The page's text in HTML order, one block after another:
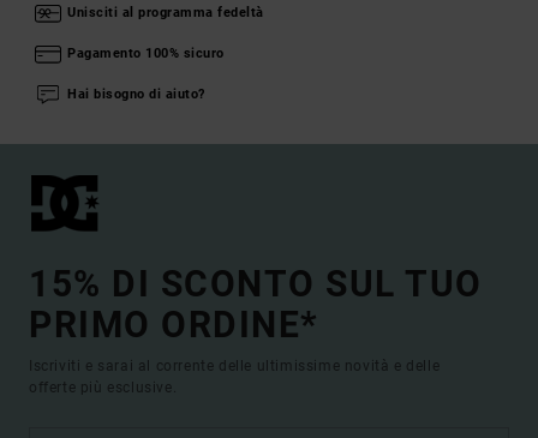
Unisciti al programma fedeltà
Pagamento 100% sicuro
Hai bisogno di aiuto?
15% DI SCONTO SUL TUO
PRIMO ORDINE*
Iscriviti e sarai al corrente delle ultimissime novità e delle
offerte più esclusive.